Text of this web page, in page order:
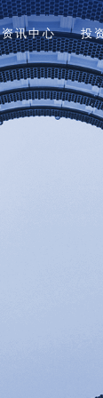
资讯中心 投